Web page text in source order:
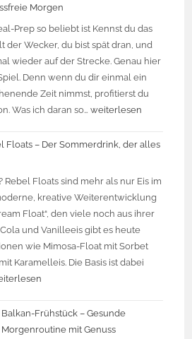
Morgen
Prep so beliebt ist Kennst du das
der Wecker, du bist spät dran, und
wieder auf der Strecke. Genau hier
Denn wenn du dir einmal ein
Zeit nimmst, profitierst du
Was ich daran so…weiterlesen
Floats – Der Sommerdrink, der alles
Rebel Floats sind mehr als nur Eis im
kreative Weiterentwicklung
Float“, den viele noch aus ihrer
und Vanilleeis gibt es heute
wie Mimosa-Float mit Sorbet
Karamelleis. Die Basis ist dabei
Balkan-Frühstück – Gesunde
Morgenroutine mit Genuss